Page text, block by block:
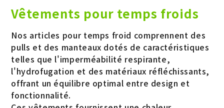
Vêtements pour temps froids
Nos articles pour temps froid comprennent des
pulls et des manteaux dotés de caractéristiques
telles que l'imperméabilité respirante,
l'hydrofugation et des matériaux réfléchissants,
offrant un équilibre optimal entre design et
fonctionnalité.